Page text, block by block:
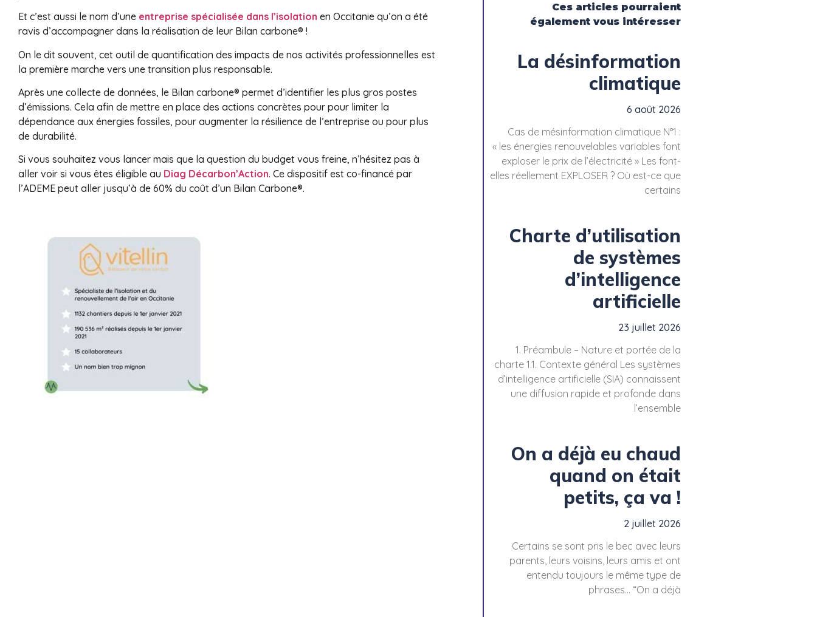
Et c’est aussi le nom d’une entreprise spécialisée dans l’isolation en Occitanie qu’on a été
ravis d’accompagner dans la réalisation de leur Bilan carbone® !
On le dit souvent, cet outil de quantification des impacts de nos activités professionnelles est
la première marche vers une transition plus responsable.
Après une collecte de données, le Bilan carbone® permet d’identifier les plus gros postes
d’émissions. Cela afin de mettre en place des actions concrètes pour pour limiter la
dépendance aux énergies fossiles, pour augmenter la résilience de l’entreprise ou pour plus
de durabilité.
Si vous souhaitez vous lancer mais que la question du budget vous freine, n’hésitez pas à
aller voir si vous êtes éligible au Diag Décarbon’Action. Ce dispositif est co-financé par
l’ADEME peut aller jusqu’à de 60% du coût d’un Bilan Carbone®.
Ces articles pourraient
également vous intéresser
La désinformation
climatique
6 août 2026
Cas de mésinformation climatique N°1 :
« les énergies renouvelables variables font
exploser le prix de l’électricité » Les font-
elles réellement EXPLOSER ? Où est-ce que
certains
Charte d’utilisation
de systèmes
d’intelligence
artificielle
23 juillet 2026
1. Préambule – Nature et portée de la
charte 1.1. Contexte général Les systèmes
d’intelligence artificielle (SIA) connaissent
une diffusion rapide et profonde dans
l’ensemble
On a déjà eu chaud
quand on était
petits, ça va !
2 juillet 2026
Certains se sont pris le bec avec leurs
parents, leurs voisins, leurs amis et ont
entendu toujours le même type de
phrases… “On a déjà